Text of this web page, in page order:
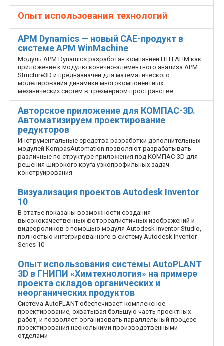
Опыт использования технологий
APM Dynamics — новый CAE-продукт в
системе APM WinMachine
Модуль APM Dynamics разработан компанией НТЦ АПМ как
приложение к модулю конечно-элементного анализа APM
Structure3D и предназначен для математического
моделирования динамики многокомпонентных
механических систем в трехмерном пространстве
Авторское приложение для КОМПАС-3D.
Автоматизируем проектирование
редукторов
Инструментальные средства разработки дополнительных
модулей KompasAutomation позволяют разрабатывать
различные по структуре приложения под КОМПАС-3D для
решения широкого круга узкопрофильных задач
конструирования
Визуализация проектов Autodesk Inventor
10
В статье показаны возможности создания
высококачественных фотореалистичных изображений и
видеороликов с помощью модуля Autodesk Inventor Studio,
полностью интегрированного в систему Autodesk Inventor
Series 10
Опыт использования системы AutoPLANT
3D в ГНИПИ «Химтехнология» на примере
проекта складов органических и
неорганических продуктов
Система AutoPLANT обеспечивает комплексное
проектирование, охватывая большую часть проектных
работ, и позволяет организовать параллельный процесс
проектирования несколькими производственными
отделами